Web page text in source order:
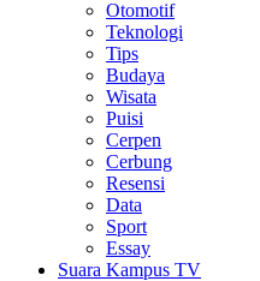
Otomotif
Teknologi
Tips
Budaya
Wisata
Puisi
Cerpen
Cerbung
Resensi
Data
Sport
Essay
Suara Kampus TV